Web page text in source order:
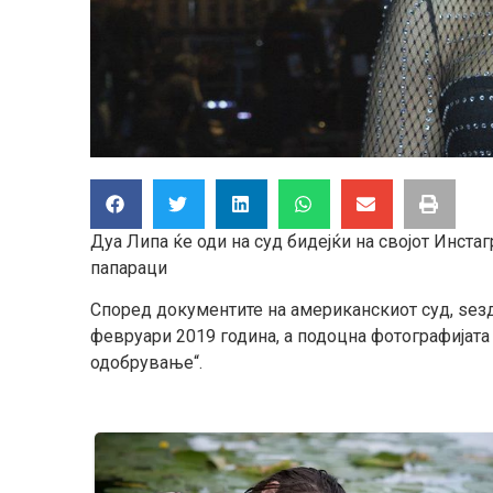
Дуа Липа ќе оди на суд бидејќи на својот
папараци
Според документите на американскиот суд,
февруари 2019 година, а подоцна
одобрување“.